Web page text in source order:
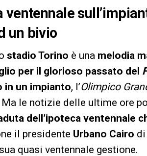
ventennale
un bivio
stadio Torino è una melodia
per il glorioso passato del
in un impianto, l’Olimpico
Ma le notizie delle ultime ore
dell’ipoteca ventennale
il presidente Urbano Cairo
quasi ventennale gestione.